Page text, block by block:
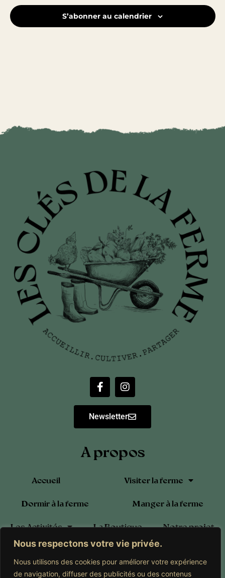
Nous respectons votre vie privée.
Nous utilisons des cookies pour améliorer votre expérience
de navigation, diffuser des publicités ou des contenus
S’abonner au calendrier
Newsletter
A propos
Accueil Visiter la ferme
Dormir à la ferme Manger à la ferme
Les Activités La Boutique Notre projet
Blog Calendrier
Adhérer à l’Association